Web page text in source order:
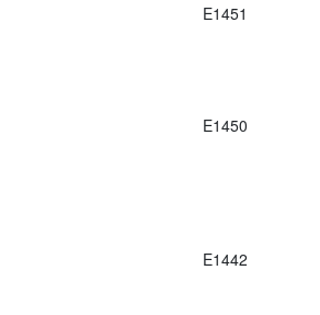
E1451
E1450
E1442